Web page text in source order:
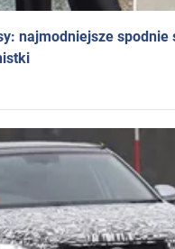
najmodniejsze spodnie